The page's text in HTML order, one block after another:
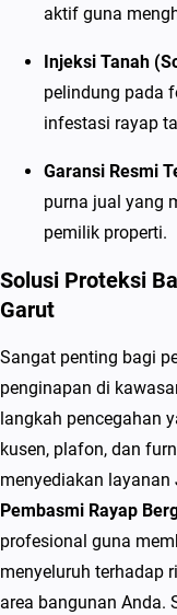
r
a
n
s
i
aktif guna
Injeksi Tanah
pelindung pada
infestasi rayap
Garansi Resmi
purna jual yang
pemilik properti.
Solusi Proteksi
Garut
Sangat penting bagi
penginapan di
langkah pencegahan
kusen, plafon, dan
menyediakan layanan
Pembasmi Rayap
profesional guna
menyeluruh terhadap
area bangunan Anda.